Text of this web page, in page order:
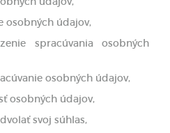
osobných údajov,
spracúvania osobných
osobných údajov,
osobných údajov,
svoj súhlas,